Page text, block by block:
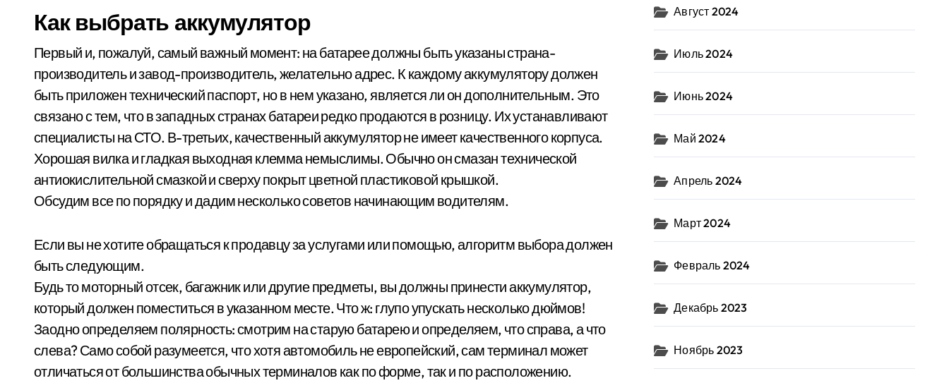
Как выбрать аккумулятор
Первый и, пожалуй, самый важный момент: на батарее должны быть указаны страна-
производитель и завод-производитель, желательно адрес. К каждому аккумулятору должен
быть приложен технический паспорт, но в нем указано, является ли он дополнительным. Это
связано с тем, что в западных странах батареи редко продаются в розницу. Их устанавливают
специалисты на СТО. В-третьих, качественный аккумулятор не имеет качественного корпуса.
Хорошая вилка и гладкая выходная клемма немыслимы. Обычно он смазан технической
антиокислительной смазкой и сверху покрыт цветной пластиковой крышкой.
Обсудим все по порядку и дадим несколько советов начинающим водителям.
Если вы не хотите обращаться к продавцу за услугами или помощью, алгоритм выбора должен
быть следующим.
Будь то моторный отсек, багажник или другие предметы, вы должны принести аккумулятор,
который должен поместиться в указанном месте. Что ж: глупо упускать несколько дюймов!
Заодно определяем полярность: смотрим на старую батарею и определяем, что справа, а что
слева? Само собой разумеется, что хотя автомобиль не европейский, сам терминал может
отличаться от большинства обычных терминалов как по форме, так и по расположению.
Август 2024
Июль 2024
Июнь 2024
Май 2024
Апрель 2024
Март 2024
Февраль 2024
Декабрь 2023
Ноябрь 2023